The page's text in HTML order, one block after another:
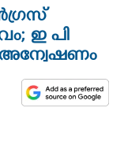
ഇ പി
അന്വേഷണം